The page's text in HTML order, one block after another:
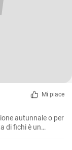
Mi piace
autunnale o per
di fichi è un
fine pasto.